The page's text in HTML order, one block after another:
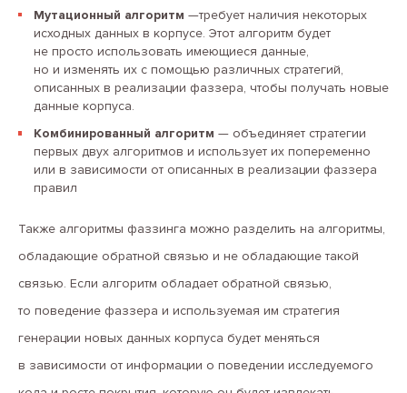
Мутационный алгоритм —требует наличия некоторых
исходных данных в корпусе. Этот алгоритм будет
не просто использовать имеющиеся данные,
но и изменять их с помощью различных стратегий,
описанных в реализации фаззера, чтобы получать новые
данные корпуса.
Комбинированный алгоритм — объединяет стратегии
первых двух алгоритмов и использует их попеременно
или в зависимости от описанных в реализации фаззера
правил
Также алгоритмы фаззинга можно разделить на алгоритмы,
обладающие обратной связью и не обладающие такой
связью. Если алгоритм обладает обратной связью,
то поведение фаззера и используемая им стратегия
генерации новых данных корпуса будет меняться
в зависимости от информации о поведении исследуемого